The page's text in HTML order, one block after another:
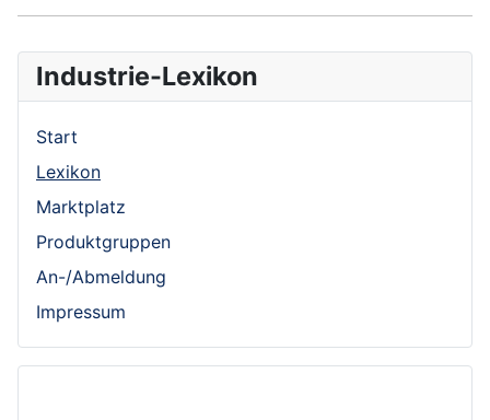
Industrie-Lexikon
Start
Lexikon
Marktplatz
Produktgruppen
An-/Abmeldung
Impressum